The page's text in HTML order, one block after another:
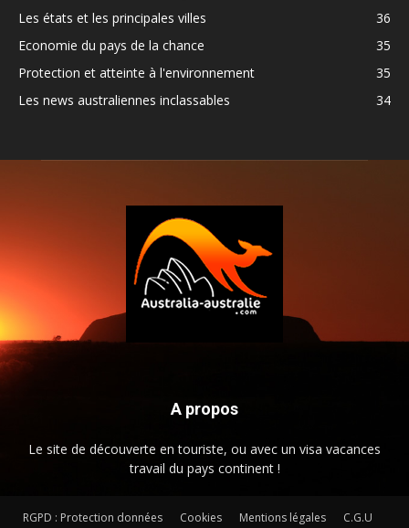
Les états et les principales villes
36
Economie du pays de la chance
35
Protection et atteinte à l'environnement
35
Les news australiennes inclassables
34
A propos
Le site de découverte en touriste, ou avec un visa vacances
travail du pays continent !
RGPD : Protection données Cookies Mentions légales C.G.U